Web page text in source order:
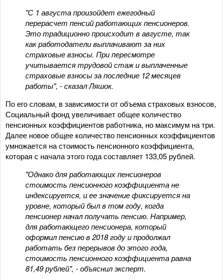
"С 1 августа произойдет ежегодный
перерасчет пенсий работающих пенсионеров.
Это традиционно происходит в августе, так
как работодатели выплачивают за них
страховые взносы. При пересмотре
учитывается трудовой стаж и выплаченные
страховые взносы за последние 12 месяцев
работы", - сказал Ляшок.
По его словам, в зависимости от объема страховых взносов,
Социальный фонд увеличивает общее количество
пенсионных коэффициентов работника, но максимум на три.
Далее новое общее количество пенсионных коэффициентов
умножается на стоимость пенсионного коэффициента,
которая с начала этого года составляет 133,05 рублей.
"Однако для работающих пенсионеров
стоимость пенсионного коэффициента не
индексируется, и ее значение фиксируется на
уровне, который был в том году, когда
пенсионер начал получать пенсию. Например,
для работающего пенсионера, который
оформил пенсию в 2018 году и продолжал
работать без перерывов до этого года,
стоимость пенсионного коэффициента равна
81,49 рублей", - объяснил эксперт.